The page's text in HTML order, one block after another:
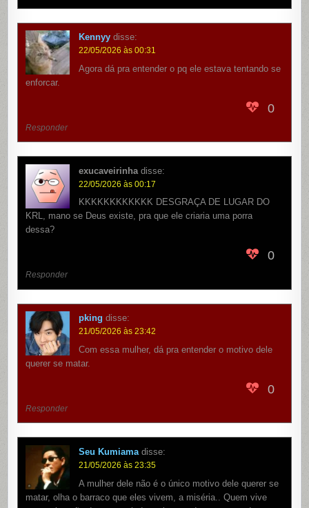
Kennyy disse:
22/05/2026 às 00:31
Agora dá pra entender o pq ele estava tentando se
enforcar.
0
Responder
exucaveirinha disse:
22/05/2026 às 00:17
KKKKKKKKKKKK DESGRAÇA DE LUGAR DO
KRL, mano se Deus existe, pra que ele criaria uma porra
dessa?
0
Responder
pking disse:
21/05/2026 às 23:42
Com essa mulher, dá pra entender o motivo dele
querer se matar.
0
Responder
Seu Kumiama disse:
21/05/2026 às 23:35
A mulher dele não é o único motivo dele querer se
matar, olha o barraco que eles vivem, a miséria.. Quem vive